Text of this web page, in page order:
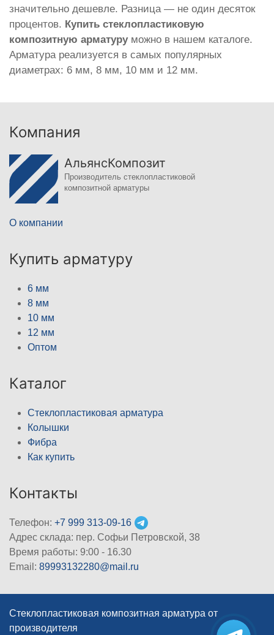
значительно дешевле. Разница — не один десяток
процентов. Купить стеклопластиковую
композитную арматуруможно в нашем каталоге.
Арматура реализуется в самых популярных
диаметрах: 6 мм, 8 мм, 10 мм и 12 мм.
Компания
АльянсКомпозит
Производитель стеклопластиковой
композитной арматуры
О компании
Купить арматуру
6 мм
8 мм
10 мм
12 мм
Оптом
Каталог
Стеклопластиковая арматура
Колышки
Фибра
Как купить
Контакты
Телефон: +7 999 313-09-16
Адрес склада: пер. Софьи Петровской, 38
Время работы: 9:00 - 16.30
Email: 89993132280@mail.ru
Стеклопластиковая композитная арматура от
производителя